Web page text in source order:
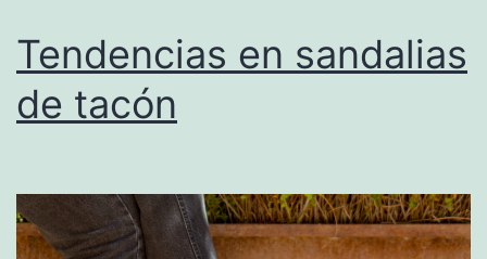
Tendencias en sandalias
de tacón